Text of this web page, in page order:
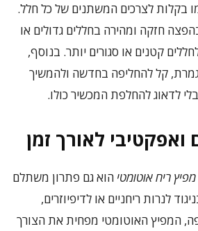
בקלות לצרכים המשתנים של כל חלל.
חזקה ומהירה בחללים גדולים או
קטנים או סגורים יותר. בנוסף,
קל להחליפה בחדשה ולהמשיך
לדאוג להחלפת המכשיר כולו.
לאורך זמן
מפיץ ריח אוטומטי הוא גם פתרון משתלם
לנרות ריחניים או לדיפיוזרים,
המפיץ האוטומטי מפחית את הצורך